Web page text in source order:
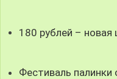
180 рублей – новая
Фестиваль палинки